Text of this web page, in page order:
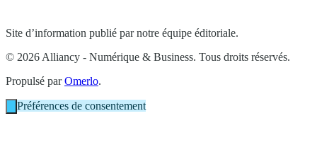
Site d’information publié par notre équipe éditoriale.
© 2026 Alliancy - Numérique & Business. Tous droits réservés.
Propulsé parOmerlo.
Préférences de consentement